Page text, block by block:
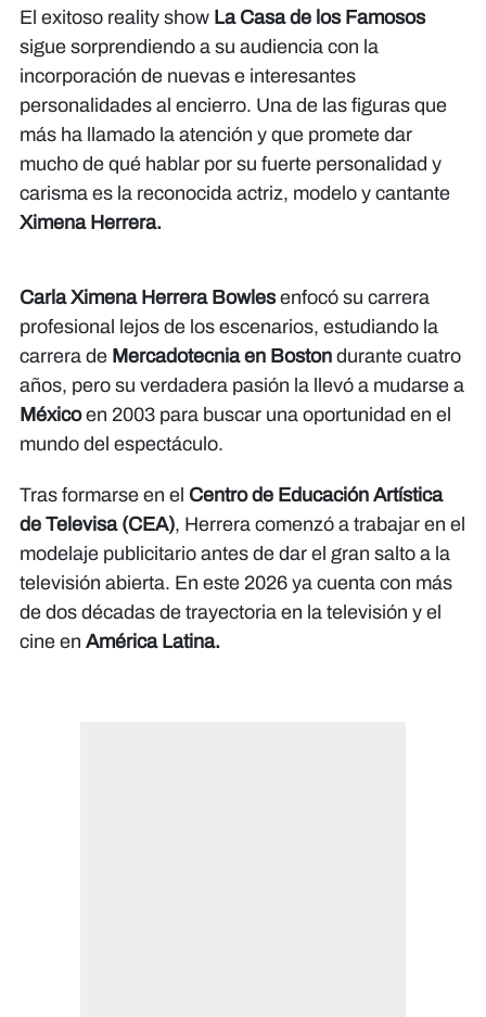
El exitoso reality show La Casa de los Famosos
sigue sorprendiendo a su audiencia con la
incorporación de nuevas e interesantes
personalidades al encierro. Una de las figuras que
más ha llamado la atención y que promete dar
mucho de qué hablar por su fuerte personalidad y
carisma es la reconocida actriz, modelo y cantante
Ximena Herrera.
Carla Ximena Herrera Bowlesenfocó su carrera
profesional lejos de los escenarios, estudiando la
carrera de Mercadotecnia en Boston durante cuatro
años, pero su verdadera pasión la llevó a mudarse a
Méxicoen 2003 para buscar una oportunidad en el
mundo del espectáculo.
Tras formarse en el Centro de Educación Artística
de Televisa (CEA), Herrera comenzó a trabajar en el
modelaje publicitario antes de dar el gran salto a la
televisión abierta. En este 2026 ya cuenta con más
de dos décadas de trayectoria en la televisión y el
cine en América Latina.